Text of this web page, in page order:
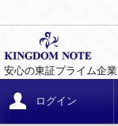
安心の東証プライム企業
ログイン